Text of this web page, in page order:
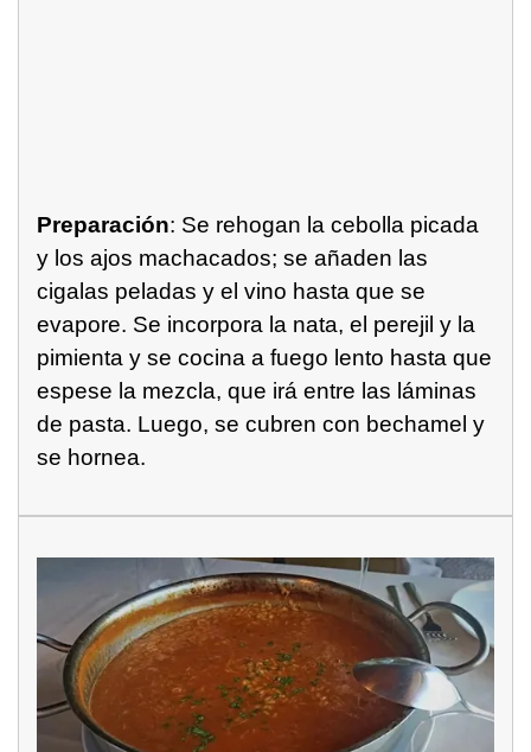
Preparación: Se rehogan la cebolla picada
y los ajos machacados; se añaden las
cigalas peladas y el vino hasta que se
evapore. Se incorpora la nata, el perejil y la
pimienta y se cocina a fuego lento hasta que
espese la mezcla, que irá entre las láminas
de pasta. Luego, se cubren con bechamel y
se hornea.